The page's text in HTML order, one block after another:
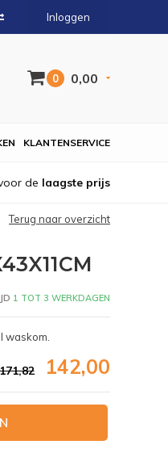
Inloggen
0 0,00
KLANTENSERVICE
de laagste prijs
Terug naar overzicht
1 TOT 3 WERKDAGEN
waskom.
142,00